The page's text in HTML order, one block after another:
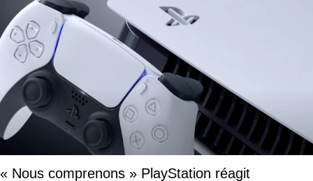
« Nous comprenons » PlayStation réagit